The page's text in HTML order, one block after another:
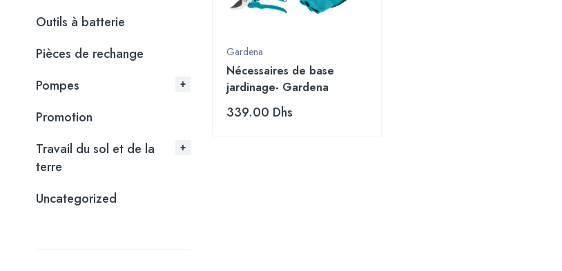
Outils à batterie
Pièces de rechange
Pompes
Promotion
Travail du sol et de la
terre
Uncategorized
Gardena
Nécessaires de base
jardinage- Gardena
339.00 Dhs